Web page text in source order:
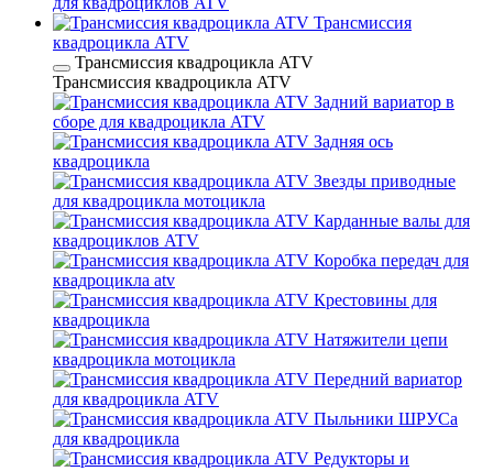
Трансмиссия
квадроцикла ATV
Трансмиссия квадроцикла ATV
Трансмиссия квадроцикла ATV
Задний вариатор в
сборе для квадроцикла ATV
Задняя ось
квадроцикла
Звезды приводные
для квадроцикла мотоцикла
Карданные валы для
квадроциклов ATV
Коробка передач для
квадроцикла atv
Крестовины для
квадроцикла
Натяжители цепи
квадроцикла мотоцикла
Передний вариатор
для квадроцикла ATV
Пыльники ШРУСа
для квадроцикла
Редукторы и